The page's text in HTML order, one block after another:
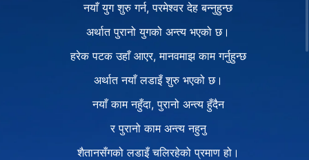
नयाँ युग शुरु गर्न, परमेश्‍वर देह बन्नुहुन्छ
अर्थात पुरानो युगको अन्त्य भएको छ।
हरेक पटक उहाँ आएर, मानवमाझ काम गर्नुहुन्छ
अर्थात नयाँ लडाइँ शुरु भएको छ।
नयाँ काम नहुँदा, पुरानो अन्त्य हुँदैन
र पुरानो काम अन्त्य नहुनु
शैतानसँगको लडाइँ चलिरहेको प्रमाण हो।